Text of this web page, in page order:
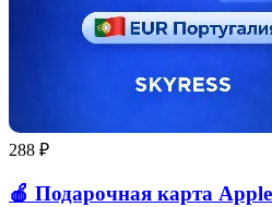
288 ₽
🍎 Подарочная карта